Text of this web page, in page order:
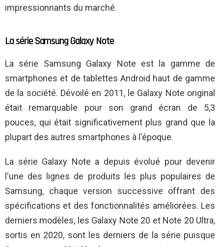
impressionnants du marché.
La série Samsung Galaxy Note
La série Samsung Galaxy Note est la gamme de
smartphones et de tablettes Android haut de gamme
de la société. Dévoilé en 2011, le Galaxy Note original
était remarquable pour son grand écran de 5,3
pouces, qui était significativement plus grand que la
plupart des autres smartphones à l'époque.
La série Galaxy Note a depuis évolué pour devenir
l'une des lignes de produits les plus populaires de
Samsung, chaque version successive offrant des
spécifications et des fonctionnalités améliorées. Les
derniers modèles, les Galaxy Note 20 et Note 20 Ultra,
sortis en 2020, sont les derniers de la série puisque